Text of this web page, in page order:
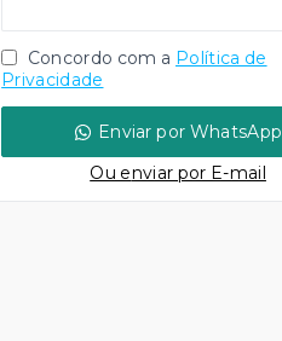
Concordo com a Política de
Privacidade
Enviar por WhatsApp
Ou enviar por E-mail